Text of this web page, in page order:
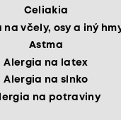
Celiakia
na včely, osy a iný
Astma
Alergia na latex
Alergia na slnko
na potraviny